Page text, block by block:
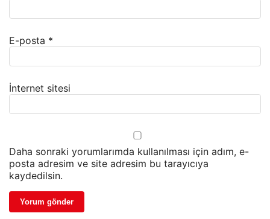
E-posta *
İnternet sitesi
Daha sonraki yorumlarımda kullanılması için adım, e-
posta adresim ve site adresim bu tarayıcıya
kaydedilsin.